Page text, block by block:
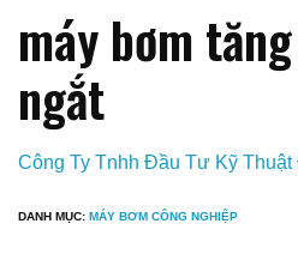
máy bơm
ngắt
Công Ty Tnhh Đầu Tư Kỹ
DANH MỤC: MÁY BƠM CÔNG NGHIỆP